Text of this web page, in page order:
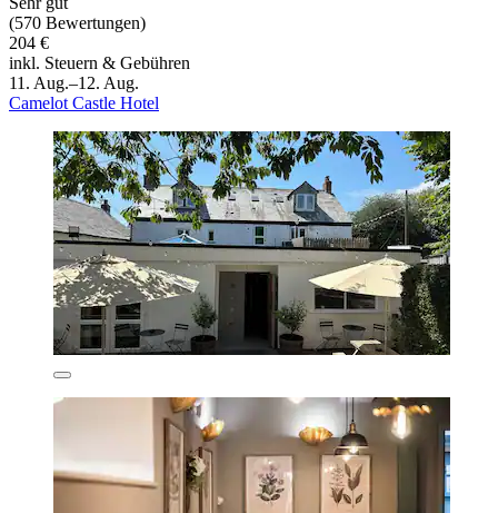
(570 Bewertungen)
204 €
inkl. Steuern & Gebühren
11. Aug.–12. Aug.
Camelot Castle Hotel